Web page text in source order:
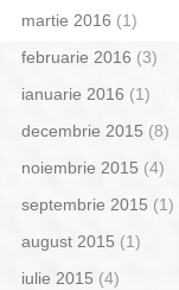
martie 2016 (1)
februarie 2016 (3)
ianuarie 2016 (1)
decembrie 2015 (8)
noiembrie 2015 (4)
septembrie 2015 (1)
august 2015 (1)
iulie 2015 (4)